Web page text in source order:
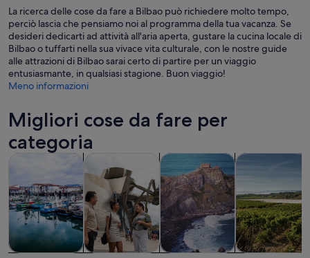
La ricerca delle cose da fare a Bilbao può richiedere molto tempo,
perciò lascia che pensiamo noi al programma della tua vacanza. Se
desideri dedicarti ad attività all'aria aperta, gustare la cucina locale di
Bilbao o tuffarti nella sua vivace vita culturale, con le nostre guide
alle attrazioni di Bilbao sarai certo di partire per un viaggio
entusiasmante, in qualsiasi stagione. Buon viaggio!
Meno informazioni
Migliori cose da fare per
categoria
Tour e gite di un giorno Apertura in una nuova scheda
Storia e culturaApertura in una nuova scheda
Tour privati e personalizzati
Cibo,